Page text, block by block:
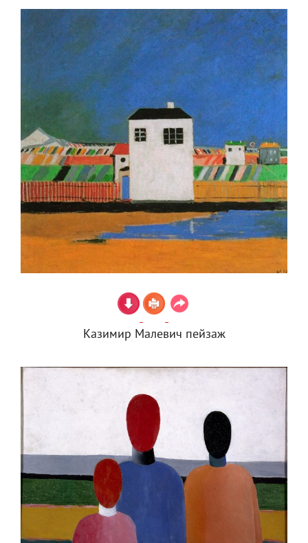
Казимир Малевич пейзаж